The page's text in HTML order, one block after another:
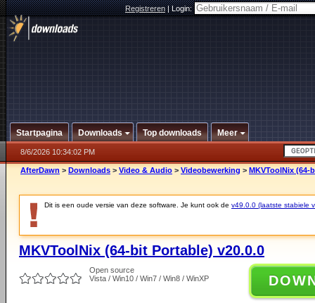
Registreren|Login:
Startpagina Downloads Top downloads Meer
8/6/2026 10:34:02 PM
AfterDawn > Downloads > Video & Audio > Videobewerking > MKVToolNix (64-
Dit is een oude versie van deze software. Je kunt ook de v49.0.0 (laatste stabiele
MKVToolNix (64-bit Portable) v20.0.0
Open source
Vista / Win10 / Win7 / Win8 / WinXP